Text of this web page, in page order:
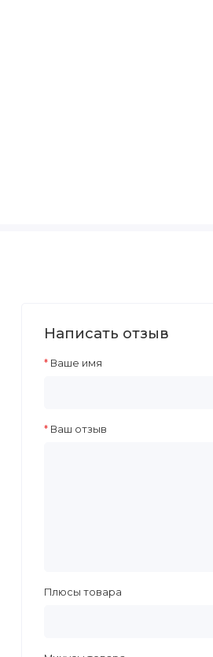
Написать отзыв
Ваше имя
Ваш отзыв
Плюсы товара